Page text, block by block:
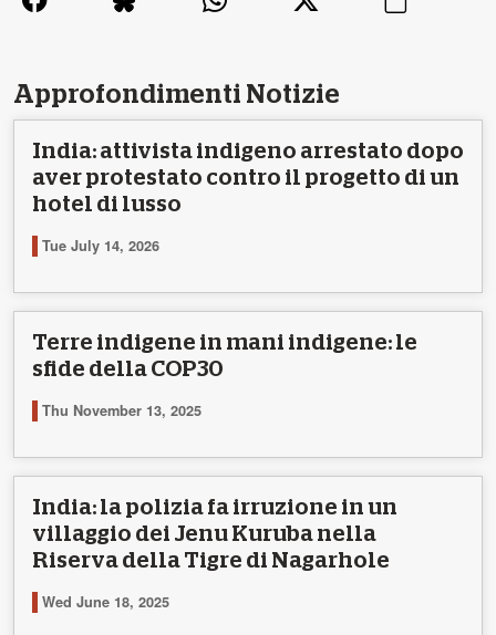
Approfondimenti Notizie
India: attivista indigeno arrestato dopo
aver protestato contro il progetto di un
hotel di lusso
Tue July 14, 2026
Terre indigene in mani indigene: le
sfide della COP30
Thu November 13, 2025
India: la polizia fa irruzione in un
villaggio dei Jenu Kuruba nella
Riserva della Tigre di Nagarhole
Wed June 18, 2025